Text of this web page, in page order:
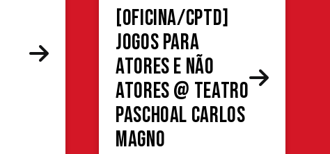
[OFICINA/CPTD]
Jogos para
atores e não
atores @ Teatro
Paschoal Carlos
Magno